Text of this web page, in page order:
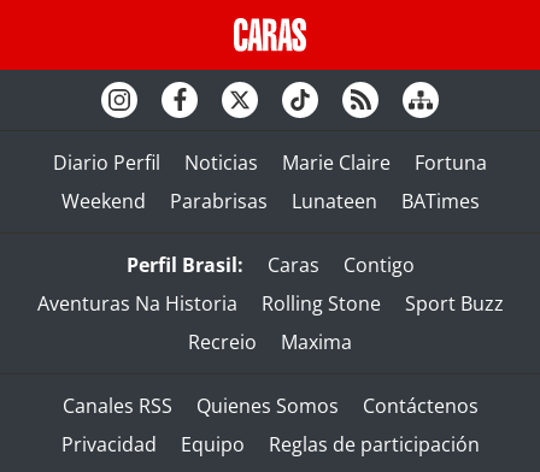
Diario Perfil Noticias Marie Claire
Fortuna
Weekend
Parabrisas Lunateen BATimes
Perfil Brasil: Caras
Contigo
Aventuras Na Historia
Rolling Stone
Sport Buzz
Recreio
Maxima
Canales RSS Quienes Somos
Contáctenos
Privacidad
Equipo
Reglas de participación